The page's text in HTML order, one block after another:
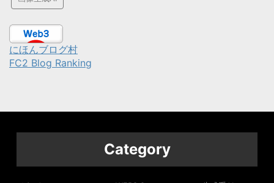
にほんブログ村
FC2 Blog Ranking
Category